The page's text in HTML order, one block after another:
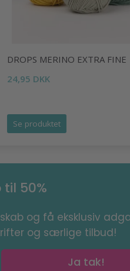
DROPS MERINO EXTRA FINE
24,95 DKK
Se produktet
50%
og få eksklusiv
og særlige tilbud!
Ja tak!